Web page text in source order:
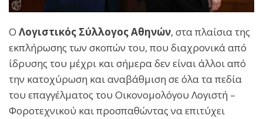
Ο Λογιστικός Σύλλογος Αθηνών, στα πλαίσια της
εκπλήρωσης των σκοπών του, που διαχρονικά από
ίδρυσης του μέχρι και σήμερα δεν είναι άλλοι από
την κατοχύρωση και αναβάθμιση σε όλα τα πεδία
του επαγγέλματος του Οικονομολόγου Λογιστή –
Φοροτεχνικού και προσπαθώντας να επιτύχει